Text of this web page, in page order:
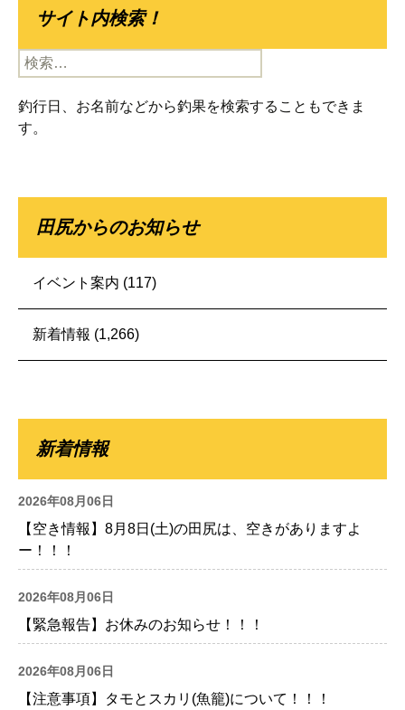
サイト内検索！
検
索:
釣行日、お名前などから釣果を検索することもできま
す。
田尻からのお知らせ
イベント案内 (117)
新着情報 (1,266)
新着情報
2026年08月06日
【空き情報】8月8日(土)の田尻は、空きがありますよ
ー！！！
2026年08月06日
【緊急報告】お休みのお知らせ！！！
2026年08月06日
【注意事項】タモとスカリ(魚籠)について！！！